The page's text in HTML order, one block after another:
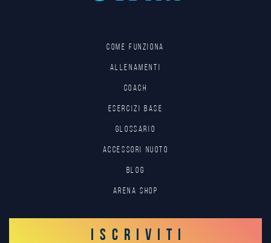
Come funziona
Allenamenti
Coach
Esercizi base
Glossario
Accessori nuoto
Blog
Arena Shop
ISCRIVITI